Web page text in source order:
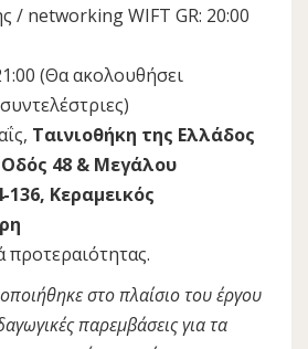
/ networking WIFT GR: 20:00
(Θα ακολουθήσει
Ταινιοθήκη της Ελλάδος
Οδός 48 & Μεγάλου
Κεραμεικός
προτεραιότητας.
στο πλαίσιο του έργου
παρεμβάσεις για τα